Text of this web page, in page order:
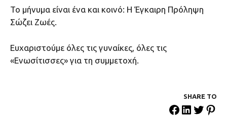
Το μήνυμα είναι ένα και κοινό: Η Έγκαιρη Πρόληψη
Σώζει Ζωές.
Ευχαριστούμε όλες τις γυναίκες, όλες τις
«Ενωσίτισσες» για τη συμμετοχή.
SHARE ΤΟ